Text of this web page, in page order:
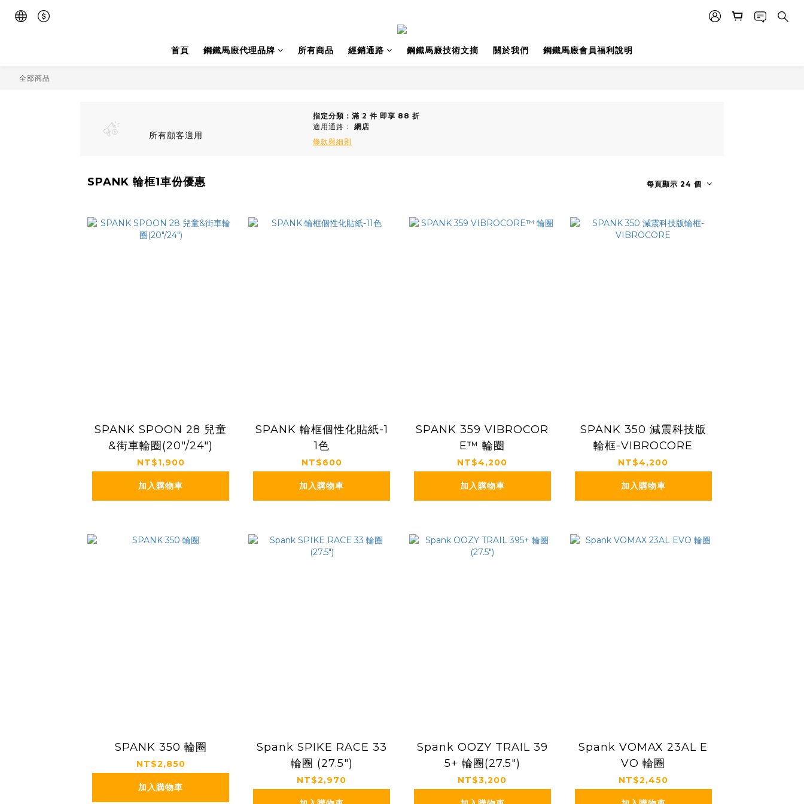
首頁 鋼鐵馬廄代理品牌 所有商品 經銷通路 鋼鐵馬廄技術文摘 關於我們 鋼鐵馬廄會員福利說明
全部商品
所有顧客適用
指定分類：滿 2 件 即享 88 折
適用通路： 網店
條款與細則
SPANK 輪框1車份優惠 每頁顯示 24 個
SPANK SPOON 28 兒童
&街車輪圈(20"/24")
NT$1,900
加入購物車
SPANK 輪框個性化貼紙-1
1色
NT$600
加入購物車
SPANK 359 VIBROCOR
E™ 輪圈
NT$4,200
加入購物車
SPANK 350 減震科技版
輪框-VIBROCORE
NT$4,200
加入購物車
SPANK 350 輪圈
NT$2,850
加入購物車
Spank SPIKE RACE 33
輪圈 (27.5")
NT$2,970
Spank OOZY TRAIL 39
5+ 輪圈(27.5")
NT$3,200
Spank VOMAX 23AL E
VO 輪圈
NT$2,450